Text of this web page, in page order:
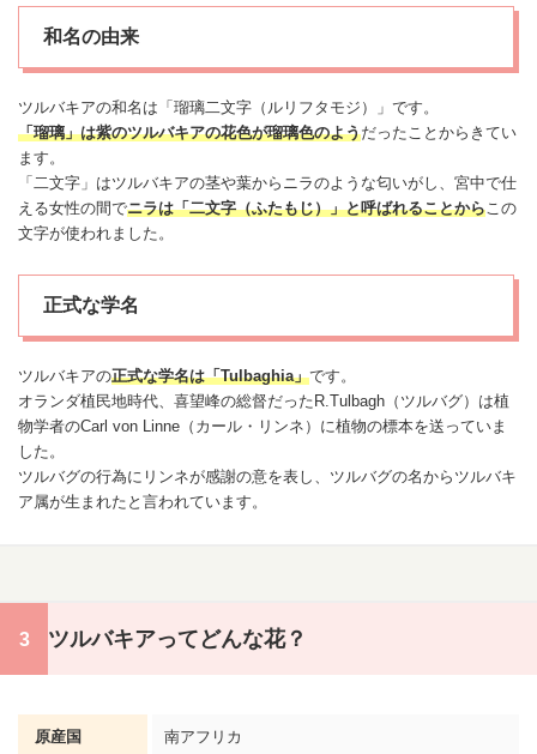
和名の由来
ツルバキアの和名は「瑠璃二文字（ルリフタモジ）」です。
「瑠璃」は紫のツルバキアの花色が瑠璃色のようだったことからきてい
ます。
「二文字」はツルバキアの茎や葉からニラのような匂いがし、宮中で仕
える女性の間でニラは「二文字（ふたもじ）」と呼ばれることからこの
文字が使われました。
正式な学名
ツルバキアの正式な学名は「Tulbaghia」です。
オランダ植民地時代、喜望峰の総督だったR.Tulbagh（ツルバグ）は植
物学者のCarl von Linne（カール・リンネ）に植物の標本を送っていま
した。
ツルバグの行為にリンネが感謝の意を表し、ツルバグの名からツルバキ
ア属が生まれたと言われています。
ツルバキアってどんな花？
原産国 南アフリカ